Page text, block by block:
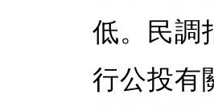
低。民調
行公投有